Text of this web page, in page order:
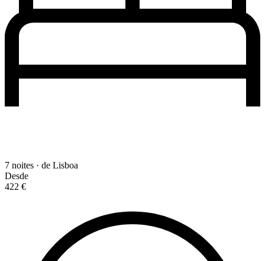
7 noites · de Lisboa
Desde
422 €